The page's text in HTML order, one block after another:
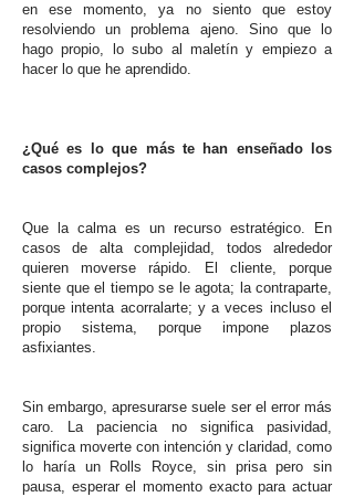
en ese momento, ya no siento que estoy
resolviendo un problema ajeno. Sino que lo
hago propio, lo subo al maletín y empiezo a
hacer lo que he aprendido.
¿Qué es lo que más te han enseñado los
casos complejos?
Que la calma es un recurso estratégico. En
casos de alta complejidad, todos alrededor
quieren moverse rápido. El cliente, porque
siente que el tiempo se le agota; la contraparte,
porque intenta acorralarte; y a veces incluso el
propio sistema, porque impone plazos
asfixiantes.
Sin embargo, apresurarse suele ser el error más
caro. La paciencia no significa pasividad,
significa moverte con intención y claridad, como
lo haría un Rolls Royce, sin prisa pero sin
pausa, esperar el momento exacto para actuar